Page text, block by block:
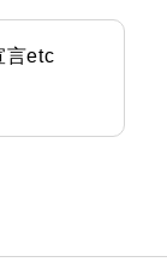
言etc